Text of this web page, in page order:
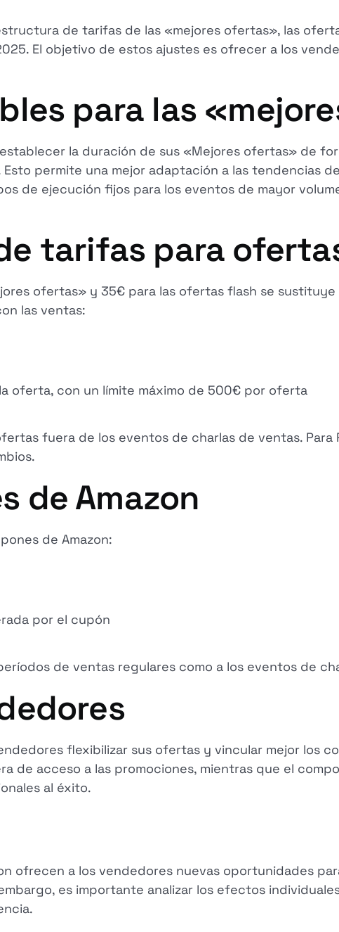
de tarifas de las «mejores ofertas», las
El objetivo de estos ajustes es ofrecer a los
para las
la duración de sus «Mejores ofertas» de
permite una mejor adaptación a las tendencias
de ejecución fijos para los eventos de mayor
tarifas para
ofertas» y 35€ para las ofertas flash se
las ventas:
oferta, con un límite máximo de 500€ por oferta
fuera de los eventos de charlas de ventas. Para
de Amazon
de Amazon:
por el cupón
de ventas regulares como a los eventos de
flexibilizar sus ofertas y vincular mejor los
de acceso a las promociones, mientras que el
al éxito.
ofrecen a los vendedores nuevas oportunidades
es importante analizar los efectos